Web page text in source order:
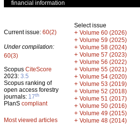
financial information
Current issue: 60(2)
Under compilation:
60(3)
Scopus CiteScore
2023: 3.5
Scopus ranking of
open access forestry
journals: 17th
PlanS compliant
Most viewed articles
Select issue
+ Volume 60 (2026)
+ Volume 59 (2025)
+ Volume 58 (2024)
+ Volume 57 (2023)
+ Volume 56 (2022)
+ Volume 55 (2021)
+ Volume 54 (2020)
+ Volume 53 (2019)
+ Volume 52 (2018)
+ Volume 51 (2017)
+ Volume 50 (2016)
+ Volume 49 (2015)
+ Volume 48 (2014)